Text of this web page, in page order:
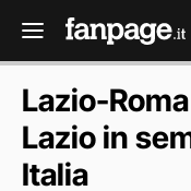
Lazio-
Lazio in
Italia